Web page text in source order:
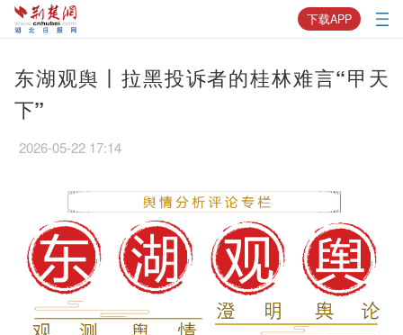
下载APP
东湖观舆丨拉黑投诉者的桂林难言“甲天
下”
2026-05-22 17:14